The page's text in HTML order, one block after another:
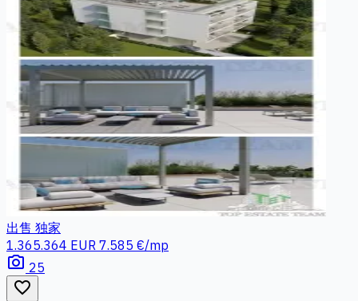
出售 独家
1.365.364 EUR 7.585 €/mp
photo_camera 25
favorite_border